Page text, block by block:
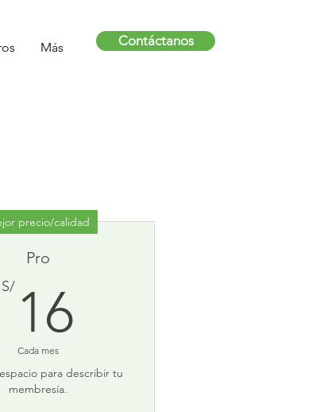
Más Contáctanos
precio/calidad
Pro
S/ 16
Cada mes
para describir tu
membresía.